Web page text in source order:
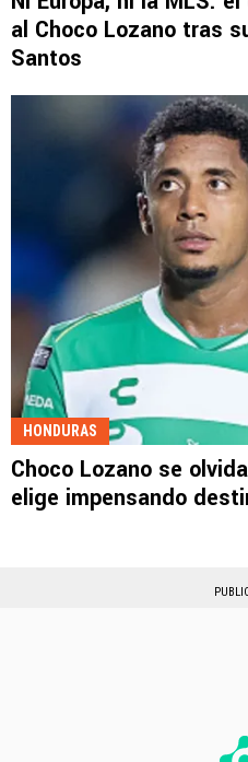
al Choco Lozano tras
Santos
HONDURAS
Choco Lozano se
elige impensando